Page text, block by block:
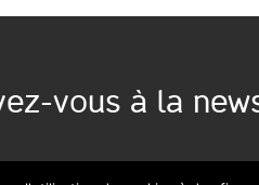
vous à la